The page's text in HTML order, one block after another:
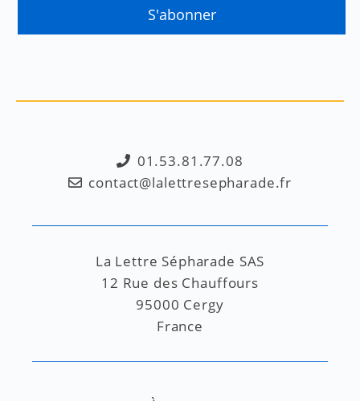
01.53.81.77.08
contact@lalettresepharade.fr
La Lettre Sépharade SAS
12 Rue des Chauffours
95000 Cergy
France